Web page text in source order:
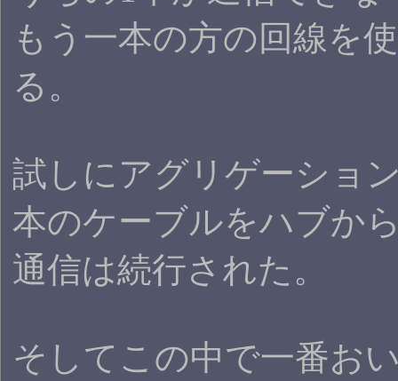
もう一本の方の回線を
る。
試しにアグリゲーショ
本のケーブルをハブか
通信は続行された。
そしてこの中で一番お